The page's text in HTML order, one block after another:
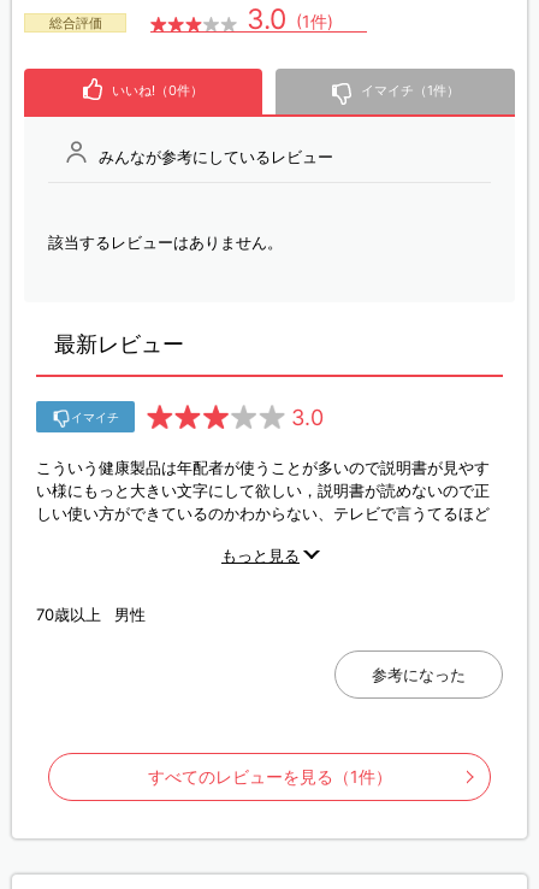
総合評価 3.0 (1件)
いいね!（0件） イマイチ（1件）
みんなが参考にしているレビュー
該当するレビューはありません。
最新レビュー
イマイチ 3.0
こういう健康製品は年配者が使うことが多いので説明書が見やす
い様にもっと大きい文字にして欲しい，説明書が読めないので正
しい使い方ができているのかわからない、テレビで言うてるほど
もっと見る
70歳以上 男性
参考になった
すべてのレビューを見る（1件）